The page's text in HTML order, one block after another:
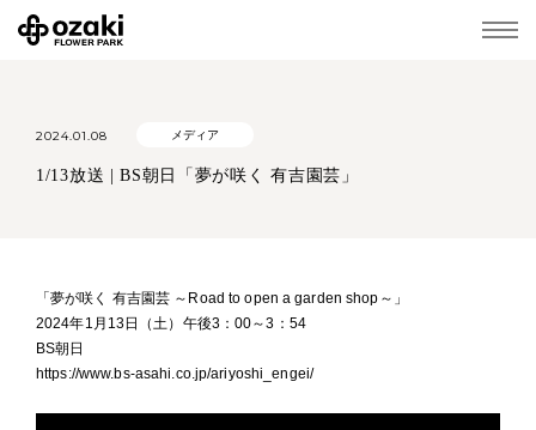
2024.01.08 メディア
1/13放送 | BS朝日「夢が咲く 有吉園芸」
「夢が咲く 有吉園芸 ～Road to open a garden shop～」
2024年1月13日（土）午後3：00～3：54
BS朝日
https://www.bs-asahi.co.jp/ariyoshi_engei/